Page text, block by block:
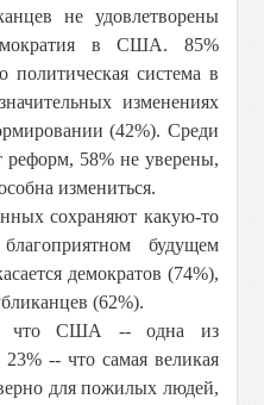
не удовлетворены
в США. 85%
система в
изменениях
(42%). Среди
реформ, 58% не уверены,
измениться.
сохраняют какую-то
будущем
демократов (74%),
(62%).
что США -- одна из
-- что самая великая
для пожилых людей,